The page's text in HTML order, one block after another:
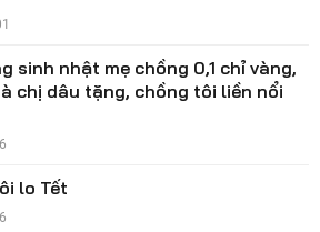
sinh nhật mẹ chồng 0,1 chỉ vàng,
chị dâu tặng, chồng tôi liền nổi
lo Tết